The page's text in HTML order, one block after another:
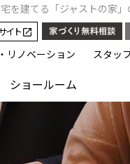
を建てる「ジャストの家
イト
リノベーション スタッ
ショールーム